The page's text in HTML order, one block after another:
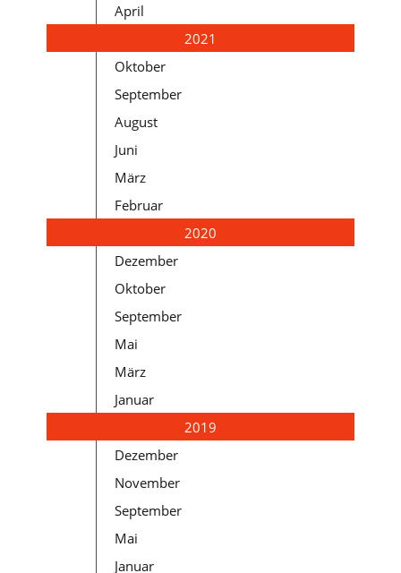
April
2021
Oktober
September
August
Juni
März
Februar
2020
Dezember
Oktober
September
Mai
März
Januar
2019
Dezember
November
September
Mai
Januar